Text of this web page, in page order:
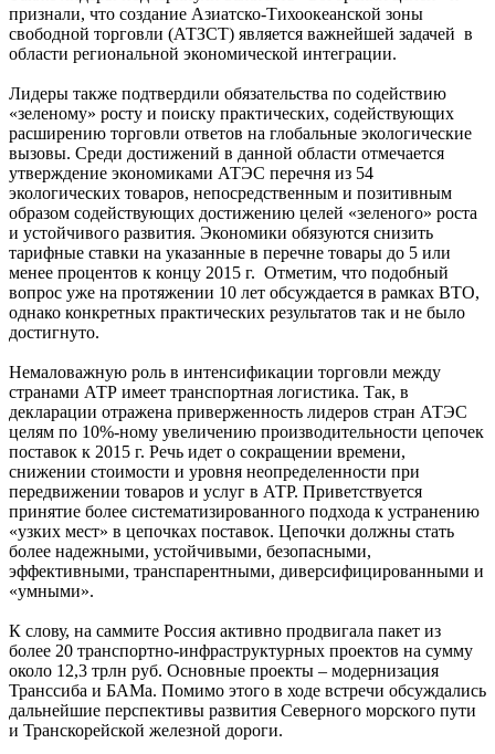
признали, что создание Азиатско-Тихоокеанской зоны
свободной торговли (АТЗСТ) является важнейшей задачей в
области региональной экономической интеграции.
Лидеры также подтвердили обязательства по содействию
«зеленому» росту и поиску практических, содействующих
расширению торговли ответов на глобальные экологические
вызовы. Среди достижений в данной области отмечается
утверждение экономиками АТЭС перечня из 54
экологических товаров, непосредственным и позитивным
образом содействующих достижению целей «зеленого» роста
и устойчивого развития. Экономики обязуются снизить
тарифные ставки на указанные в перечне товары до 5 или
менее процентов к концу 2015 г. Отметим, что подобный
вопрос уже на протяжении 10 лет обсуждается в рамках ВТО,
однако конкретных практических результатов так и не было
достигнуто.
Немаловажную роль в интенсификации торговли между
странами АТР имеет транспортная логистика. Так, в
декларации отражена приверженность лидеров стран АТЭС
целям по 10%-ному увеличению производительности цепочек
поставок к 2015 г. Речь идет о сокращении времени,
снижении стоимости и уровня неопределенности при
передвижении товаров и услуг в АТР. Приветствуется
принятие более систематизированного подхода к устранению
«узких мест» в цепочках поставок. Цепочки должны стать
более надежными, устойчивыми, безопасными,
эффективными, транспарентными, диверсифицированными и
«умными».
К слову, на саммите Россия активно продвигала пакет из
более 20 транспортно-инфраструктурных проектов на сумму
около 12,3 трлн руб. Основные проекты – модернизация
Транссиба и БАМа. Помимо этого в ходе встречи обсуждались
дальнейшие перспективы развития Северного морского пути
и Транскорейской железной дороги.